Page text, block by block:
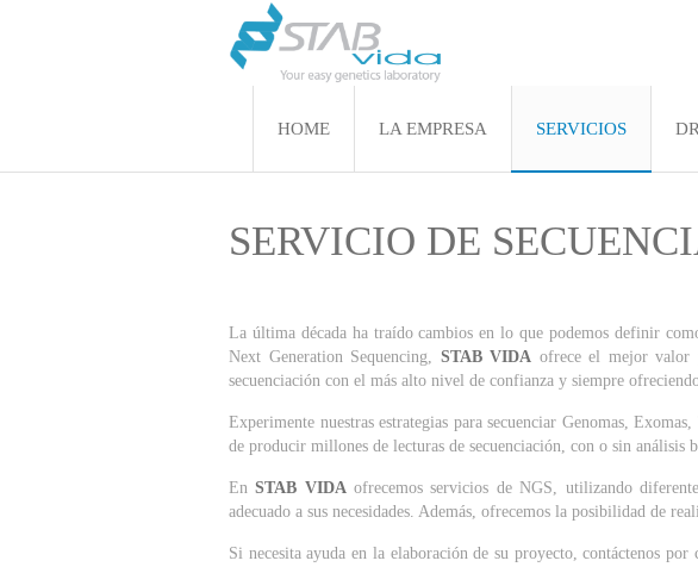
HOME LA EMPRESA SERVICIOS
SERVICIO DE
La última década ha traído cambios en lo que podemos definir
Next Generation Sequencing, STAB VIDA ofrece el mejor valor
secuenciación con el más alto nivel de confianza y siempre
Experimente nuestras estrategias para secuenciar Genomas,
de producir millones de lecturas de secuenciación, con o sin
EnSTAB VIDAofrecemos servicios de NGS, utilizando
adecuado a sus necesidades. Además, ofrecemos la posibilidad de
Si necesita ayuda en la elaboración de su proyecto, contáctenos